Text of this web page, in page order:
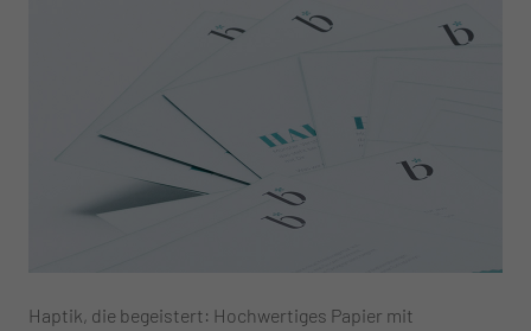
Haptik, die begeistert: Hochwertiges Papier mit